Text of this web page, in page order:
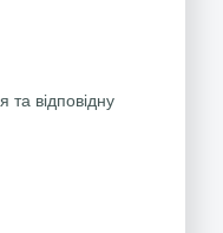
відповідну